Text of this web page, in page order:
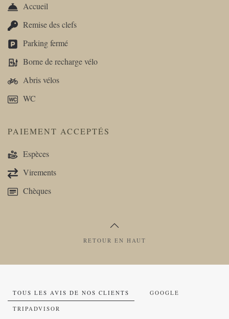
Accueil
Remise des clefs
Parking fermé
Borne de recharge vélo
Abris vélos
WC
PAIEMENT ACCEPTÉS
Espèces
Virements
Chèques
RETOUR EN HAUT
TOUS LES AVIS DE NOS CLIENTS GOOGLE
TRIPADVISOR